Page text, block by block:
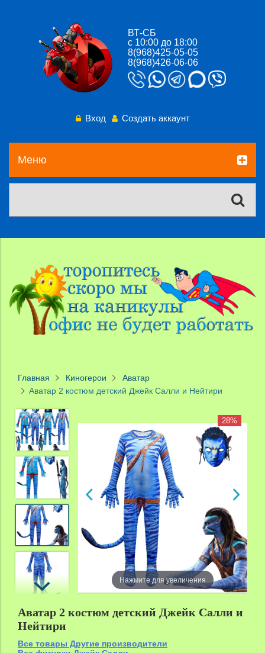
ВТ-СБ
с 10:00 до 18:00
8(968)425-05-05
8(968)426-06-06
Вход Создать аккаунт
Меню
Главная Киногерои
Аватар
Аватар 2 костюм детский Джейк Салли и Нейтири
28% 28%
Нажмите для увеличения
Аватар 2 костюм детский Джейк Салли и
Нейтири
Все товары Другие производители